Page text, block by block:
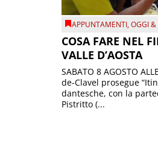
APPUNTAMENTI,OGGI
COSA FARE NEL
VALLE D’AOSTA
SABATO 8 AGOSTO
de-Clavel prosegue
dantesche, con la
Pistritto (...